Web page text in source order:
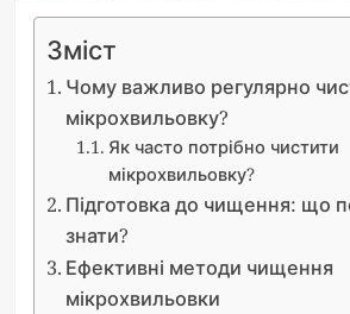
Зміст
Чому важливо регулярно
мікрохвильовку?
Як часто потрібно чистити
мікрохвильовку?
Підготовка до чищення: що
знати?
Ефективні методи чищення
мікрохвильовки